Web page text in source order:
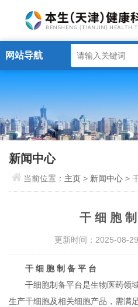
网站导航
新闻中心
当前位置： 主页 > 新闻中心 >
干 细 胞
更新时间：2025-08-
干 细 胞 制 备 平 台
干细胞制备平台是生物医药领
生产干细胞及相关细胞产品，需满